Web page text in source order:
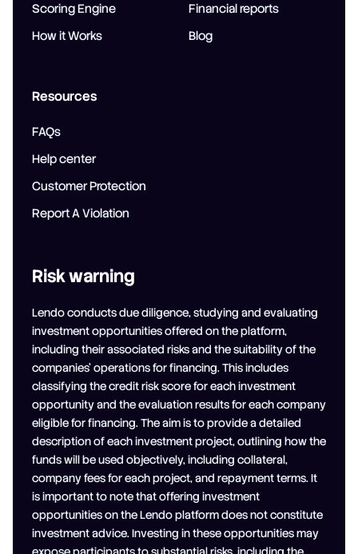
Scoring Engine
How it Works
Financial reports
Blog
Resources
FAQs
Help center
Customer Protection
Report A Violation
Risk warning
Lendo conducts due diligence, studying and evaluating
investment opportunities offered on the platform,
including their associated risks and the suitability of the
companies' operations for financing. This includes
classifying the credit risk score for each investment
opportunity and the evaluation results for each company
eligible for financing. The aim is to provide a detailed
description of each investment project, outlining how the
funds will be used objectively, including collateral,
company fees for each project, and repayment terms. It
is important to note that offering investment
opportunities on the Lendo platform does not constitute
investment advice. Investing in these opportunities may